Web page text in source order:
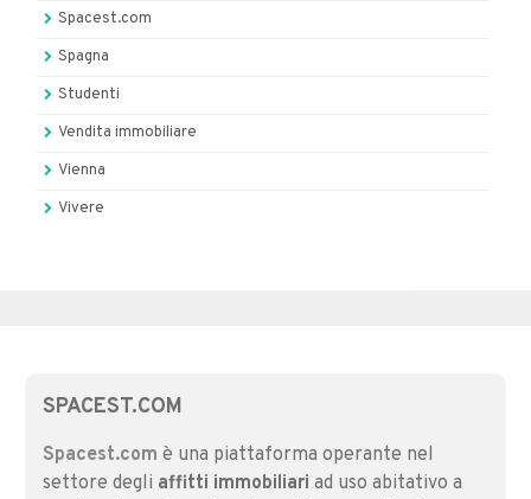
Spacest.com
Spagna
Studenti
Vendita immobiliare
Vienna
Vivere
SPACEST.COM
Spacest.com è una piattaforma operante nel
settore degli affitti immobiliari ad uso abitativo a